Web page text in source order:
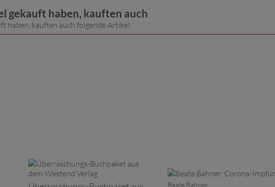
gekauft haben, kauften auch
haben, kauften auch folgende Artikel.
Beate Bahner: